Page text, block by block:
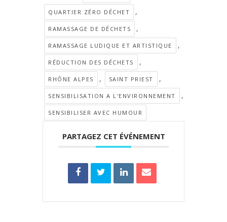
QUARTIER ZÉRO DÉCHET ,
RAMASSAGE DE DÉCHETS ,
RAMASSAGE LUDIQUE ET ARTISTIQUE ,
RÉDUCTION DES DÉCHETS ,
RHÔNE ALPES , SAINT PRIEST ,
SENSIBILISATION A L’ENVIRONNEMENT ,
SENSIBILISER AVEC HUMOUR
PARTAGEZ CET ÉVÉNEMENT